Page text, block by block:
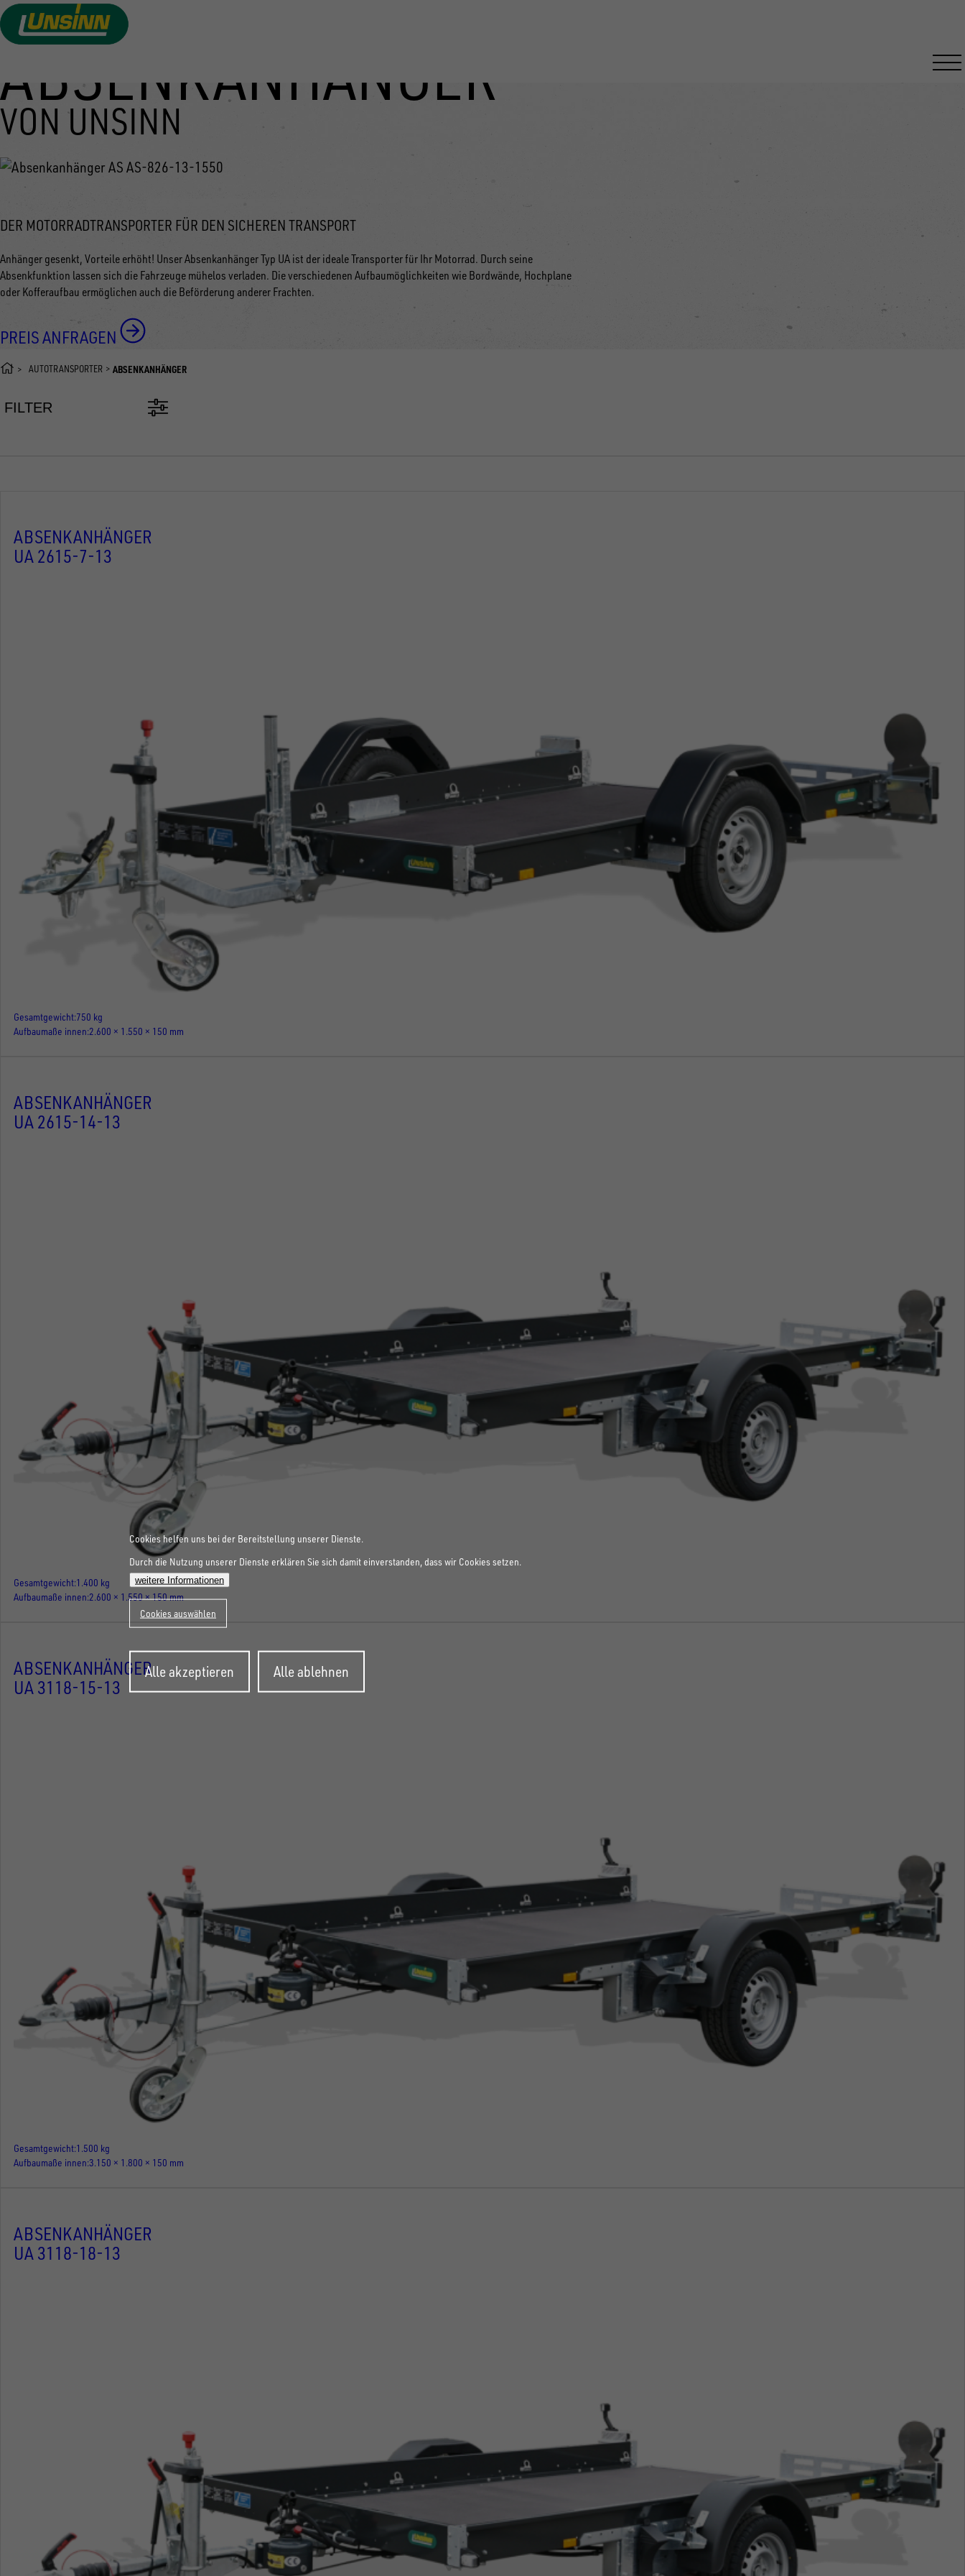
Inhalt
ABSENKANHÄNGER
VON UNSINN
DER MOTORRADTRANSPORTER FÜR DEN SICHEREN TRANSPORT
Anhänger gesenkt, Vorteile erhöht! Unser Absenkanhänger Typ UA ist der ideale Transporter für Ihr Motorrad. Durch seine
Absenkfunktion lassen sich die Fahrzeuge mühelos verladen. Die verschiedenen Aufbaumöglichkeiten wie Bordwände, Hochplane
oder Kofferaufbau ermöglichen auch die Beförderung anderer Frachten.
PREIS ANFRAGEN
AUTOTRANSPORTER ABSENKANHÄNGER
FILTER
ABSENKANHÄNGER
UA 2615-7-13
Gesamtgewicht 750 kg
Aufbaumaße innen 2.600 × 1.550 × 150 mm
ABSENKANHÄNGER
UA 2615-14-13
Gesamtgewicht 1.400 kg
Aufbaumaße innen 2.600 × 1.550 × 150 mm
ABSENKANHÄNGER
UA 3118-15-13
Gesamtgewicht 1.500 kg
Aufbaumaße innen 3.150 × 1.800 × 150 mm
ABSENKANHÄNGER
UA 3118-18-13
Cookies helfen uns bei der Bereitstellung unserer Dienste.
Durch die Nutzung unserer Dienste erklären Sie sich damit einverstanden, dass wir Cookies setzen.
weitere Informationen
Cookies auswählen
Alle akzeptieren
zurückziehen
Alle ablehnen